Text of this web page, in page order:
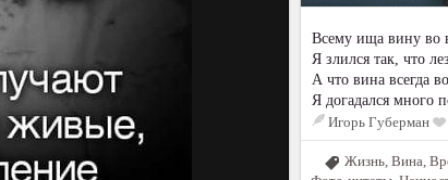
Всему ища вину во
Я злился так, что
А что вина всегда
Я догадался много
Игорь Губерман
Жизнь, Вина,